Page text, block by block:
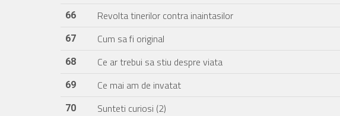
66 Revolta tinerilor contra inaintasilor
67 Cum sa fi original
68 Ce ar trebui sa stiu despre viata
69 Ce mai am de invatat
70 Sunteti curiosi (2)